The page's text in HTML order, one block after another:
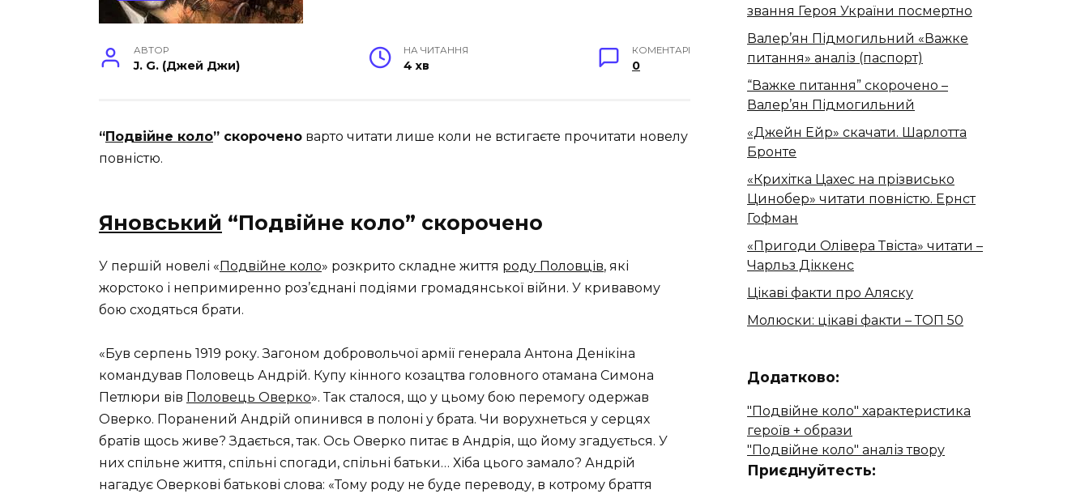
АВТОР
J. G. (Джей Джи)
НА ЧИТАННЯ
4 хв
КОМЕНТАРІ
0
“Подвійне коло” скорочено варто читати лише коли не встигаєте прочитати новелу
повністю.
Яновський “Подвійне коло” скорочено
У першій новелі «Подвійне коло» розкрито складне життя роду Половців, які
жорстоко і непримиренно роз’єднані подіями громадянської війни. У кривавому
бою сходяться брати.
«Був серпень 1919 року. Загоном добровольчої армії генерала Антона Денікіна
командував Половець Андрій. Купу кінного козацтва головного отамана Симона
Петлюри вів Половець Оверко». Так сталося, що у цьому бою перемогу одержав
Оверко. Поранений Андрій опинився в полоні у брата. Чи ворухнеться у серцях
братів щось живе? Здається, так. Ось Оверко питає в Андрія, що йому згадується. У
них спільне життя, спільні спогади, спільні батьки… Хіба цього замало? Андрій
нагадує Оверкові батькові слова: «Тому роду не буде переводу, в котрому браття
звання Героя України посмертно
Валер’ян Підмогильний «Важке
питання» аналіз (паспорт)
“Важке питання” скорочено –
Валер’ян Підмогильний
«Джейн Ейр» скачати. Шарлотта
Бронте
«Крихітка Цахес на прізвисько
Цинобер» читати повністю. Ернст
Гофман
«Пригоди Олівера Твіста» читати –
Чарльз Діккенс
Цікаві факти про Аляску
Молюски: цікаві факти – ТОП 50
Додатково:
"Подвійне коло" характеристика
героїв + образи
"Подвійне коло" аналіз твору
Приєднуйтесть: